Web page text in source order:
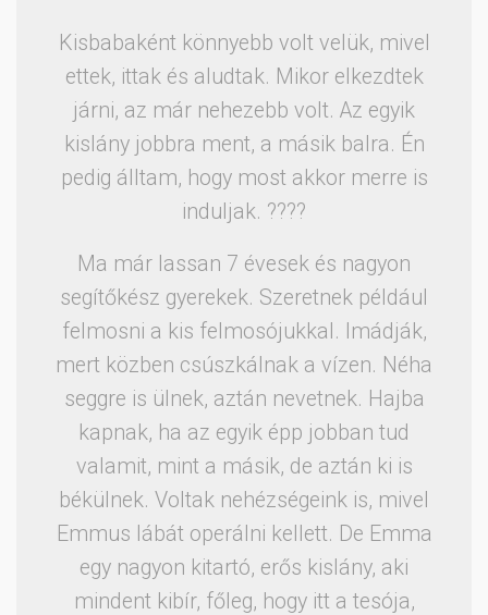
Kisbabaként könnyebb volt velük, mivel
ettek, ittak és aludtak. Mikor elkezdtek
járni, az már nehezebb volt. Az egyik
kislány jobbra ment, a másik balra. Én
pedig álltam, hogy most akkor merre is
induljak. ????
Ma már lassan 7 évesek és nagyon
segítőkész gyerekek. Szeretnek például
felmosni a kis felmosójukkal. Imádják,
mert közben csúszkálnak a vízen. Néha
seggre is ülnek, aztán nevetnek. Hajba
kapnak, ha az egyik épp jobban tud
valamit, mint a másik, de aztán ki is
békülnek. Voltak nehézségeink is, mivel
Emmus lábát operálni kellett. De Emma
egy nagyon kitartó, erős kislány, aki
mindent kibír, főleg, hogy itt a tesója,